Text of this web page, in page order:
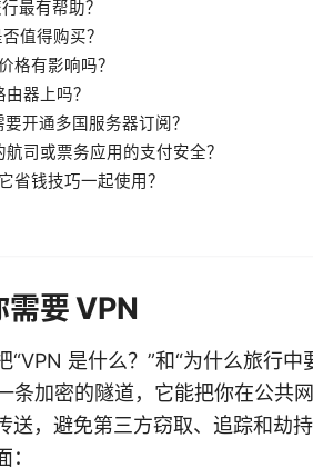
最有帮助？
值得购买？
格有影响吗？
器上吗？
开通多国服务器订阅？
司或票务应用的支付安全？
省钱技巧一起使用？
需要 VPN
是什么？”和“为什么旅行中
条加密的隧道，它能把你在公共
送，避免第三方窃取、追踪和劫